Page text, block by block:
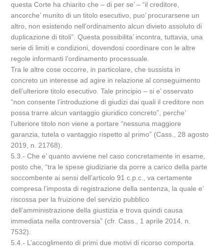
questa Corte ha chiarito che – di per se’ – “il creditore,
ancorche’ munito di un titolo esecutivo, puo’ procurarsene un
altro, non esistendo nell’ordinamento alcun divieto assoluto di
duplicazione di titoli”. Questa possibilita’ incontra, tuttavia, una
serie di limiti e condizioni, dovendosi coordinare con le altre
regole informanti l’ordinamento processuale.
Tra le altre cose occorre, in particolare, che sussista in
concreto un interesse ad agire in relazione al conseguimento
dell’ulteriore titolo esecutivo. Tale principio – si e’ osservato
“non consente l’introduzione di giudizi dai quali il creditore non
possa trarre alcun vantaggio giuridico concreto”, perche’
l’ulteriore titolo non viene a portare “nessuna maggiore
garanzia, tutela o vantaggio rispetto al primo” (Cass., 28 agosto
2019, n. 21768).
5.3.- Che e’ quanto avviene nel caso concretamente in esame,
posto che, “tra le spese giudiziarie da porre a carico della parte
soccombente ai sensi dell’articolo 91 c.p.c., va certamente
compresa l’imposta di registrazione della sentenza, la quale e’
riscossa per la fruizione del servizio pubblico
dell’amministrazione della giustizia e trova quindi causa
immediata nella controversia” (cfr. Cass., 1 aprile 2014, n.
7532).
5.4.- L’accoglimento di primi due motivi di ricorso comporta